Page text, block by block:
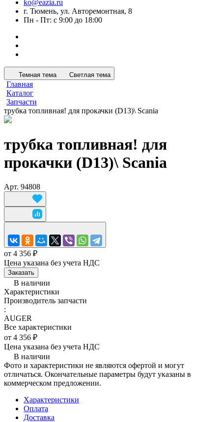
ko@eazia.ru
г. Тюмень, ул. Авторемонтная, 8
Пн - Пт: с 9:00 до 18:00
Темная тема Светлая тема
Главная
Каталог
Запчасти
трубка топливная! для прокачки (D13)\ Scania
трубка топливная! для
прокачки (D13)\ Scania
Арт. 94808
от 4 356 ₽
Цена указана без учета НДС
Заказать
В наличии
Характеристики
Производитель запчасти
:
AUGER
Все характеристики
от 4 356 ₽
Цена указана без учета НДС
В наличии
Фото и характеристики не являются офертой и могут
отличаться. Окончательные параметры будут указаны в
коммерческом предложении.
Характеристики
Оплата
Доставка